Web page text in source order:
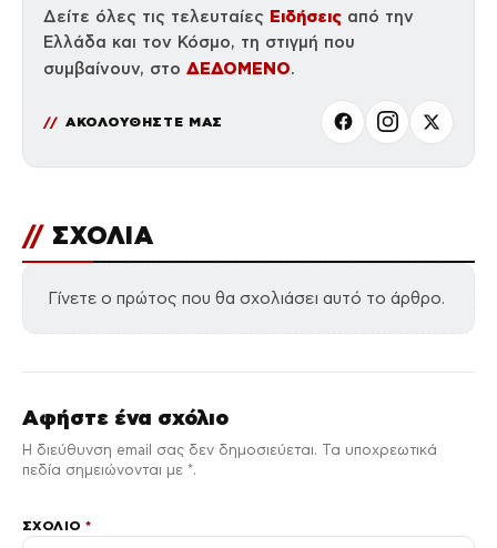
Δείτε όλες τις τελευταίες Ειδήσεις από την
Ελλάδα και τον Κόσμο, τη στιγμή που
συμβαίνουν, στο ΔΕΔΟΜΕΝΟ.
ΑΚΟΛΟΥΘΗΣΤΕ ΜΑΣ
// ΣΧΟΛΙΑ
Γίνετε ο πρώτος που θα σχολιάσει αυτό το άρθρο.
Αφήστε ένα σχόλιο
Η διεύθυνση email σας δεν δημοσιεύεται. Τα υποχρεωτικά
πεδία σημειώνονται με *.
ΣΧΌΛΙΟ*